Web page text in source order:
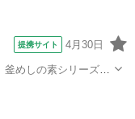
提携サイト 4月30日